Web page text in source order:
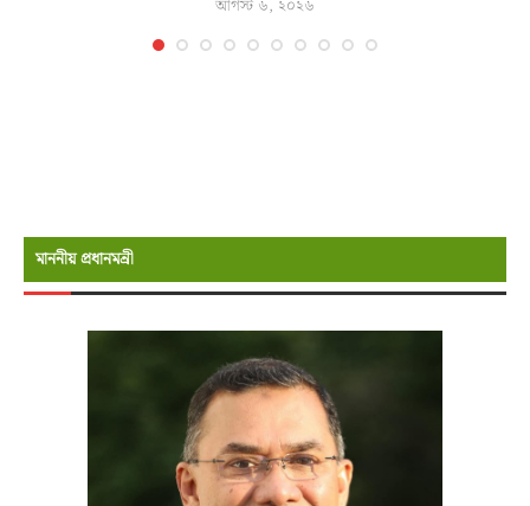
আগস্ট ৬, ২০২৬
মাননীয় প্রধানমন্রী